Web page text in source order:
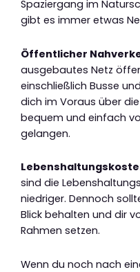
Spaziergang im
gibt es immer etwas
Öffentlicher
ausgebautes Netz
einschließlich Busse
dich im Voraus über
bequem und einfach
gelangen.
sind die
niedriger. Dennoch
Blick behalten und dir
Rahmen setzen.
Wenn du noch nach